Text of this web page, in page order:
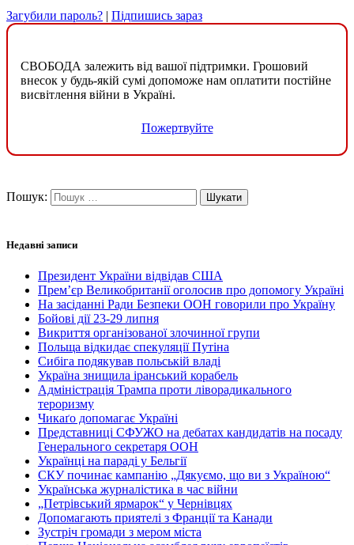
Загубили пароль? | Підпишись зараз
СВОБОДА залежить від вашої підтримки. Грошовий
внесок у будь-якій сумі допоможе нам оплатити постійне
висвітлення війни в Україні.
Пожертвуйте
Пошук:
Недавні записи
Президент України відвідав США
Прем’єр Великобританії оголосив про допомогу Україні
На засіданні Ради Безпеки ООН говорили про Україну
Бойові дії 23-29 липня
Викриття організованої злочинної групи
Польща відкидає спекуляції Путіна
Сибіга подякував польській владі
Україна знищила іранський корабель
Адміністрація Трампа проти ліворадикального
тероризму
Чикаґо допомагає Україні
Представниці СФУЖО на дебатах кандидатів на посаду
Генерального секретаря ООН
Українці на параді у Бельгії
СКУ починає кампанію „Дякуємо, що ви з Україною“
Українська журналістика в час війни
„Петрівський ярмарок“ у Чернівцях
Допомагають приятелі з Франції та Канади
Зустріч громади з мером міста